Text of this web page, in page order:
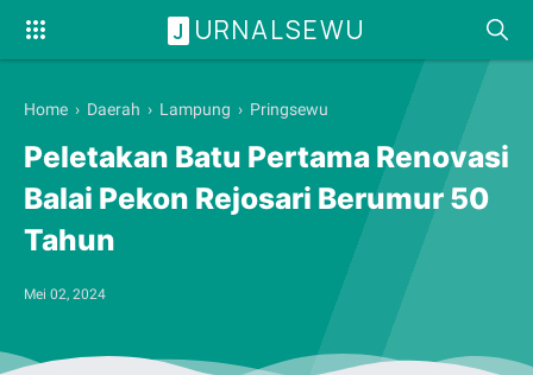
J URNALSEWU
Home › Daerah › Lampung › Pringsewu
Peletakan Batu Pertama Renovasi
Balai Pekon Rejosari Berumur 50
Tahun
Mei 02, 2024